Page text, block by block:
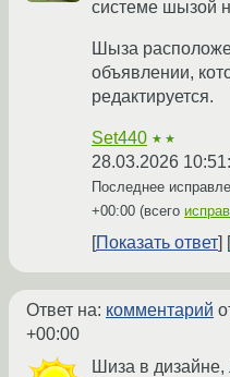
системе шызой
Шыза
объявлении,
редактируется.
Set440 ★★
28.03.2026
Последнее
+00:00 (всего
Показать ответ
Ответ на: комментарий
+00:00
Шиза в дизайне,